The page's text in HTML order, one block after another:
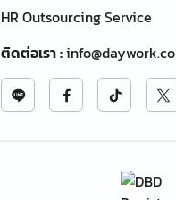
HR Outsourcing Service
ติดต่อเรา:info@daywork.co